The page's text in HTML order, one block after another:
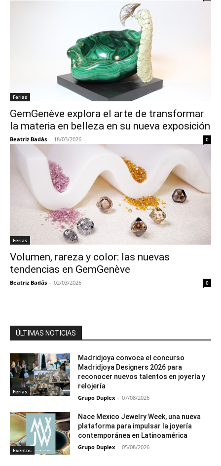
Ferias
GemGenève explora el arte de transformar
la materia en belleza en su nueva exposición
Beatriz Badás - 18/03/2026 0
Ferias
Volumen, rareza y color: las nuevas
tendencias en GemGenève
Beatriz Badás - 02/03/2026 0
ÚLTIMAS NOTICIAS
Ferias
Madridjoya convoca el concurso
Madridjoya Designers 2026 para
reconocer nuevos talentos en joyería y
relojería
Grupo Duplex - 07/08/2026
Eventos
Nace Mexico Jewelry Week, una nueva
plataforma para impulsar la joyería
contemporánea en Latinoamérica
Grupo Duplex - 05/08/2026